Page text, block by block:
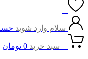
سلام وارد شوید
سبد خرید 0 تومان